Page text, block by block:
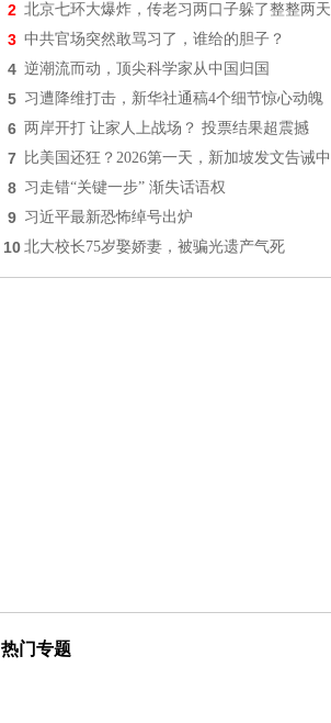
2 北京七环大爆炸，传老习两口子躲了整整两天
3 中共官场突然敢骂习了，谁给的胆子？
4 逆潮流而动，顶尖科学家从中国归国
5 习遭降维打击，新华社通稿4个细节惊心动魄
6 两岸开打 让家人上战场？ 投票结果超震撼
7 比美国还狂？2026第一天，新加坡发文告诫中
8 习走错“关键一步” 渐失话语权
9 习近平最新恐怖绰号出炉
10 北大校长75岁娶娇妻，被骗光遗产气死
热门专题